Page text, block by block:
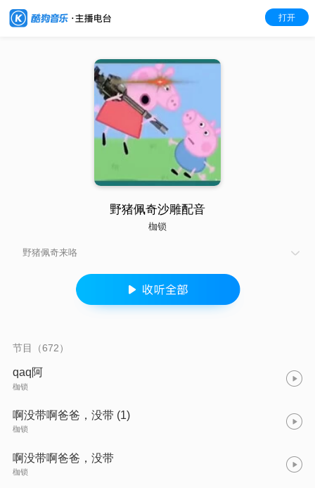
打开
野猪佩奇沙雕配音
枷锁
野猪佩奇来咯
节目（672）
qaq阿
枷锁
啊没带啊爸爸，没带 (1)
枷锁
啊没带啊爸爸，没带
枷锁